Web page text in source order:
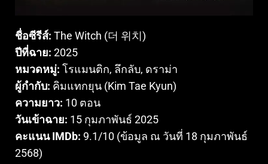
ชื่อซีรีส์: The Witch (더 위치)
ปีที่ฉาย: 2025
หมวดหมู่: โรแมนติก, ลึกลับ, ดราม่า
ผู้กำกับ: คิมแทกยุน (Kim Tae Kyun)
ความยาว: 10 ตอน
วันเข้าฉาย: 15 กุมภาพันธ์ 2025
คะแนน IMDb: 9.1/10 (ข้อมูล ณ วันที่ 18 กุมภาพันธ์
2568)